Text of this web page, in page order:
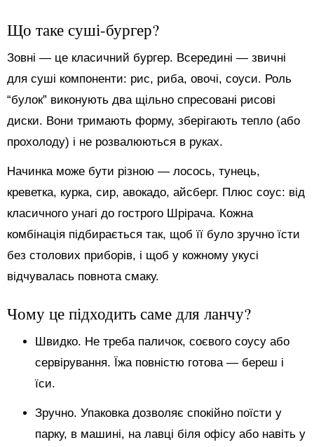
Що таке суші-бургер?
Зовні — це класичний бургер. Всередині — звичні
для суші компоненти: рис, риба, овочі, соуси. Роль
“булок” виконують два щільно спресовані рисові
диски. Вони тримають форму, зберігають тепло (або
прохолоду) і не розвалюються в руках.
Начинка може бути різною — лосось, тунець,
креветка, курка, сир, авокадо, айсберг. Плюс соус: від
класичного унагі до гострого Шрірача. Кожна
комбінація підбирається так, щоб її було зручно їсти
без столових приборів, і щоб у кожному укусі
відчувалась повнота смаку.
Чому це підходить саме для ланчу?
Швидко. Не треба паличок, соєвого соусу або
сервірування. Їжа повністю готова — береш і
їси.
Зручно. Упаковка дозволяє спокійно поїсти у
парку, в машині, на лавці біля офісу або навіть у